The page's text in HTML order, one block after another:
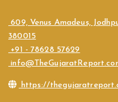
609, Venus Amadeus,
380015
+91 - 78628 57629
https://